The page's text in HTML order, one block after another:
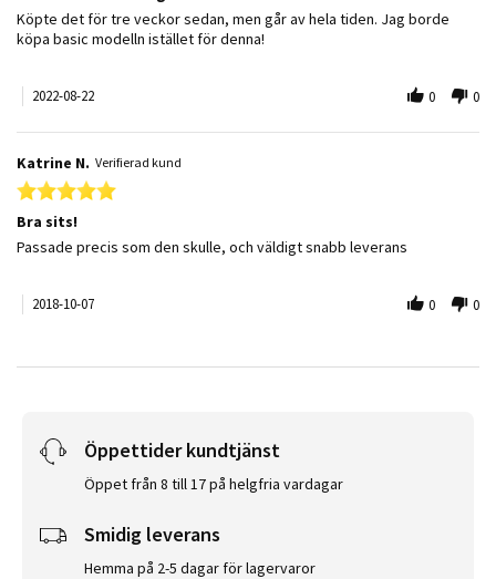
Review by Haw on 22 Aug 2022
review stating Går av varannan dag
Köpte det för tre veckor sedan, men går av hela tiden. Jag borde
köpa basic modelln istället för denna!
2022-08-22 0 0
Katrine N. Verifierad kund
5.0 star rating
Bra sits!
Review by Katrine N. on 7 Oct 2018
review stating Bra sits!
Passade precis som den skulle, och väldigt snabb leverans
2018-10-07 0 0
Öppettider kundtjänst
Öppet från 8 till 17 på helgfria vardagar
Smidig leverans
Hemma på 2-5 dagar för lagervaror